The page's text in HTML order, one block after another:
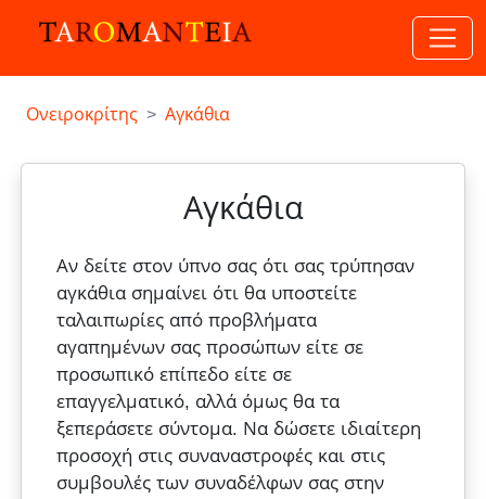
Ονειροκρίτης Αγκάθια
Αγκάθια
Αν δείτε στον ύπνο σας ότι σας τρύπησαν
αγκάθια σημαίνει ότι θα υποστείτε
ταλαιπωρίες από προβλήματα
αγαπημένων σας προσώπων είτε σε
προσωπικό επίπεδο είτε σε
επαγγελματικό, αλλά όμως θα τα
ξεπεράσετε σύντομα. Να δώσετε ιδιαίτερη
προσοχή στις συναναστροφές και στις
συμβουλές των συναδέλφων σας στην